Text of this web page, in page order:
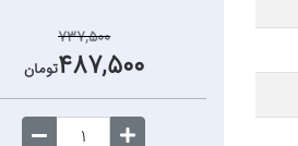
737,500
487,500تومان